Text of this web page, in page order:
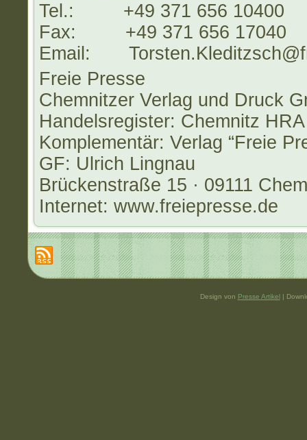
Tel.: +49 371 656 10400
Fax: +49 371 656 17040
Email:
Freie Presse
Chemnitzer Verlag und Druck
Handelsregister: Chemnitz
Komplementär: Verlag “Freie
GF: Ulrich Lingnau
Brückenstraße 15 · 09111
Internet: www.freiepresse.de
Design von Presse Artikel|